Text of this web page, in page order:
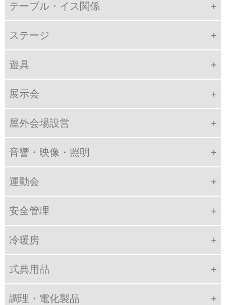
テーブル・イス関係
ステージ
遊具
展示会
屋外会場設営
音響・映像・照明
運動会
安全管理
冷暖房
式典用品
調理・電化製品